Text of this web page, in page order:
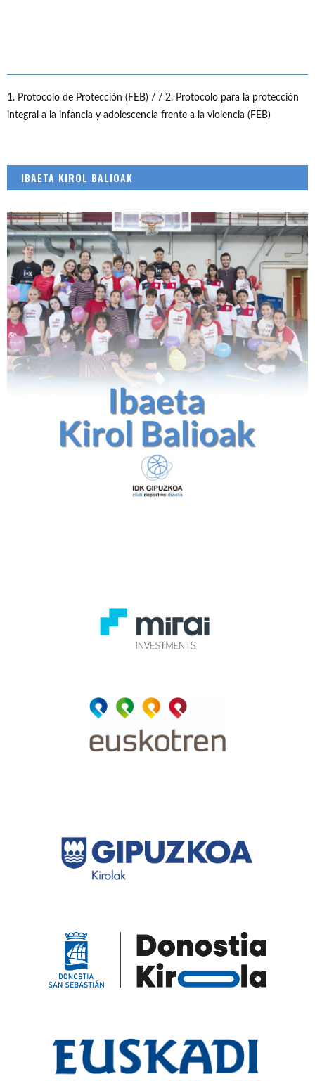
1. Protocolo de Protección (FEB) / / 2. Protocolo para la protección
integral a la infancia y adolescencia frente a la violencia (FEB)
IBAETA KIROL BALIOAK